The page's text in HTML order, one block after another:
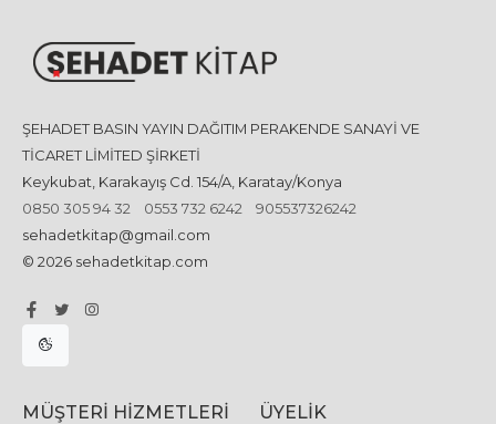
ŞEHADET BASIN YAYIN DAĞITIM PERAKENDE SANAYİ VE
TİCARET LİMİTED ŞİRKETİ
Keykubat, Karakayış Cd. 154/A, Karatay/Konya
0850 305 94 32
0553 732 6242
905537326242
sehadetkitap@gmail.com
© 2026 sehadetkitap.com
MÜŞTERI HIZMETLERI ÜYELIK